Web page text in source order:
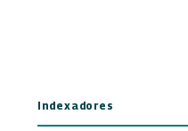
Indexadores